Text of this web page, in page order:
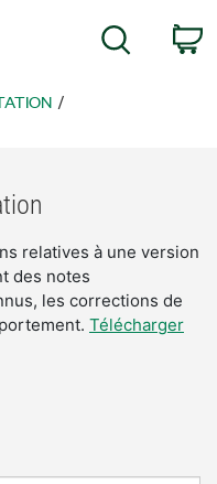
relatives à une version
des notes
les corrections de
Télécharger